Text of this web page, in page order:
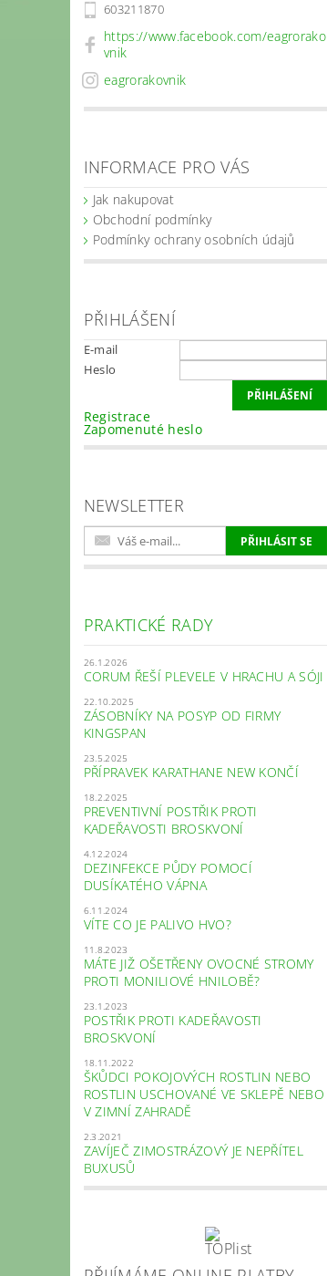
603211870
https://www.facebook.com/eagrorako
vnik
eagrorakovnik
INFORMACE PRO VÁS
Jak nakupovat
Obchodní podmínky
Podmínky ochrany osobních údajů
PŘIHLÁŠENÍ
E-mail
Heslo
Registrace
Zapomenuté heslo
NEWSLETTER
PRAKTICKÉ RADY
26.1.2026
CORUM ŘEŠÍ PLEVELE V HRACHU A SÓJI
22.10.2025
ZÁSOBNÍKY NA POSYP OD FIRMY
KINGSPAN
23.5.2025
PŘÍPRAVEK KARATHANE NEW KONČÍ
18.2.2025
PREVENTIVNÍ POSTŘIK PROTI
KADEŘAVOSTI BROSKVONÍ
4.12.2024
DEZINFEKCE PŮDY POMOCÍ
DUSÍKATÉHO VÁPNA
6.11.2024
VÍTE CO JE PALIVO HVO?
11.8.2023
MÁTE JIŽ OŠETŘENY OVOCNÉ STROMY
PROTI MONILIOVÉ HNILOBĚ?
23.1.2023
POSTŘIK PROTI KADEŘAVOSTI
BROSKVONÍ
18.11.2022
ŠKŮDCI POKOJOVÝCH ROSTLIN NEBO
ROSTLIN USCHOVANÉ VE SKLEPĚ NEBO
V ZIMNÍ ZAHRADĚ
2.3.2021
ZAVÍJEČ ZIMOSTRÁZOVÝ JE NEPŘÍTEL
BUXUSŮ